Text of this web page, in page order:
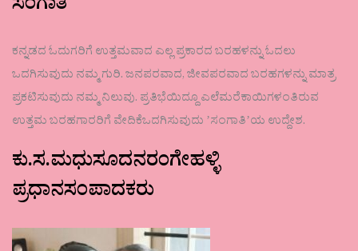
ಸಂಗಾತಿ
ಕನ್ನಡದ ಓದುಗರಿಗೆ ಉತ್ತಮವಾದ ಎಲ್ಲ ಪ್ರಕಾರದ ಬರಹಳನ್ನು ಓದಲು
ಒದಗಿಸುವುದು ನಮ್ಮ ಗುರಿ. ಜನಪರವಾದ, ಜೀವಪರವಾದ ಬರಹಗಳನ್ನು ಮಾತ್ರ
ಪ್ರಕಟಿಸುವುದು ನಮ್ಮ ನಿಲುವು. ಪ್ರತಿಭೆಯಿದ್ದೂ ಎಲೆಮರೆಕಾಯಿಗಳಂತಿರುವ
ಉತ್ತಮ ಬರಹಗಾರರಿಗೆ ವೇದಿಕೆಒದಗಿಸುವುದು ʼಸಂಗಾತಿʼಯ ಉದ್ದೇಶ.
ಕು.ಸ.ಮಧುಸೂದನರಂಗೇಹಳ್ಳಿ
ಪ್ರಧಾನಸಂಪಾದಕರು